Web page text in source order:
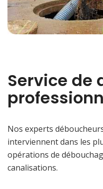
Service de
Nos experts
interviennent dans les
opérations de
canalisations.